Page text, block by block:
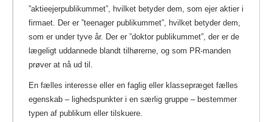
”aktieejerpublikummet”, hvilket betyder dem, som ejer aktier i
firmaet. Der er ”teenager publikummet”, hvilket betyder dem,
som er under tyve år. Der er ”doktor publikummet”, der er de
lægeligt uddannede blandt tilhørerne, og som PR-manden
prøver at nå ud til.
En fælles interesse eller en faglig eller klassepræget fælles
egenskab –lighedspunkter i en særlig gruppe – bestemmer
typen af publikum eller tilskuere.